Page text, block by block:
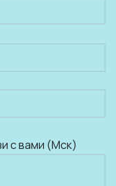
с вами (Мск)